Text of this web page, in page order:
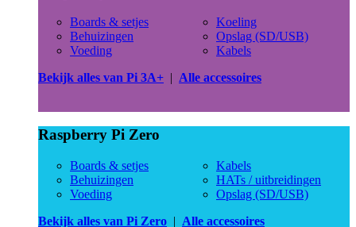
Boards & setjes
Behuizingen
Voeding
Koeling
Opslag (SD/USB)
Kabels
Bekijk alles van Pi 3A+ | Alle accessoires
Raspberry Pi Zero
Boards & setjes
Behuizingen
Voeding
Kabels
HATs / uitbreidingen
Opslag (SD/USB)
Bekijk alles van Pi Zero | Alle accessoires